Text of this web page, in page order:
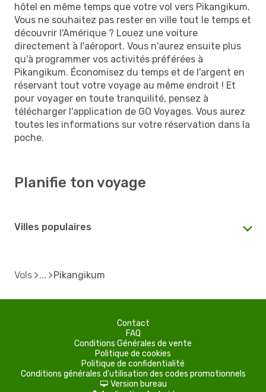
hôtel en même temps que votre vol vers Pikangikum.
Vous ne souhaitez pas rester en ville tout le temps et
découvrir l'Amérique ? Louez une voiture
directement à l'aéroport. Vous n'aurez ensuite plus
qu'à programmer vos activités préférées à
Pikangikum. Économisez du temps et de l'argent en
réservant tout votre voyage au même endroit ! Et
pour voyager en toute tranquilité, pensez à
télécharger l'application de GO Voyages. Vous aurez
toutes les informations sur votre réservation dans la
poche.
Planifie ton voyage
Villes populaires
Vols Pikangikum
Contact
FAQ
Conditions Générales de vente
Politique de cookies
Politique de confidentialité
Conditions générales d'utilisation des codes promotionnels
d Version bureau